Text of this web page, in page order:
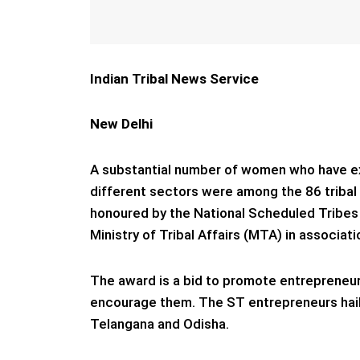
Indian Tribal News Service
New Delhi
A substantial number of women who have
different sectors were among the 86
honoured by the National Scheduled
Ministry of Tribal Affairs (MTA) in
The award is a bid to promote
encourage them. The ST entrepreneurs
Telangana and Odisha.